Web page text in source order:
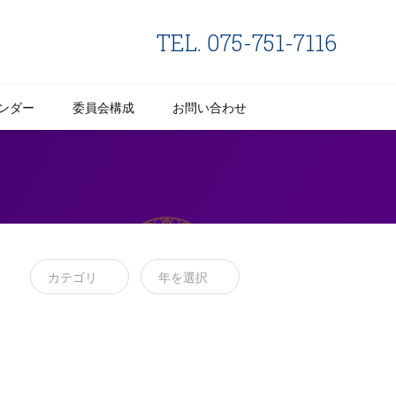
TEL. 075-751-7116
ダー 委員会構成 お問い合わせ